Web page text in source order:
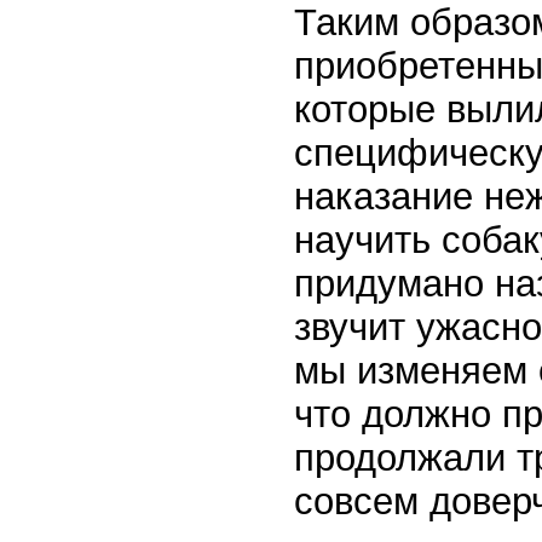
Таким
которые
наказание
научить
придумано
звучит
мы изменяем
что должно
продолжали
совсем